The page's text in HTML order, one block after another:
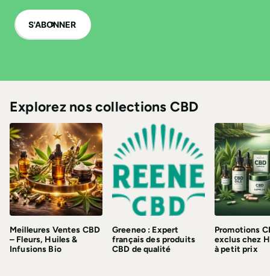
S'ABONNER
Explorez nos collections CBD
Meilleures Ventes CBD
– Fleurs, Huiles &
Infusions Bio
Greeneo : Expert
français des produits
CBD de qualité
Promotions
exclus chez
à petit prix